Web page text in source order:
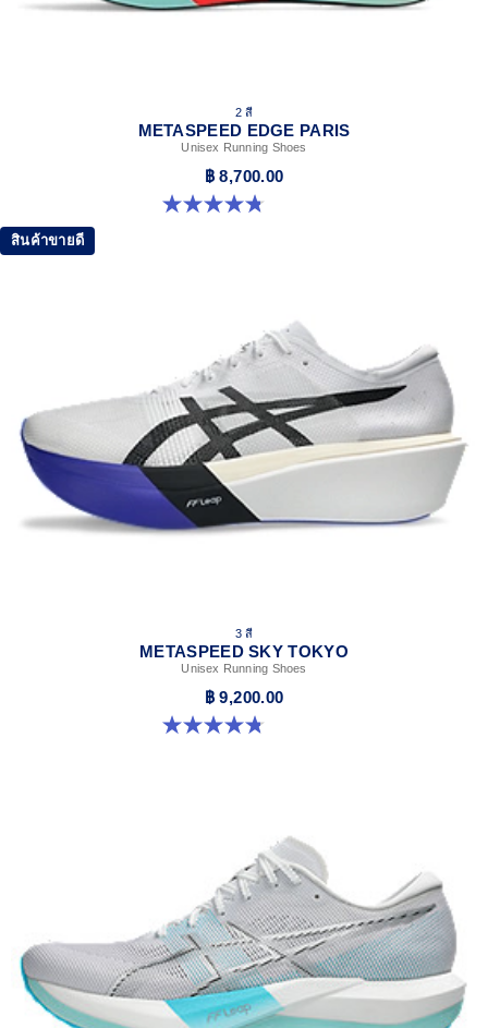
2 สี
METASPEED EDGE PARIS
Unisex Running Shoes
฿ 8,700.00
4.8 จาก 5 ดาว 787 รีวิว
สินค้าขายดี
3 สี
METASPEED SKY TOKYO
Unisex Running Shoes
฿ 9,200.00
4.8 จาก 5 ดาว 349 รีวิว